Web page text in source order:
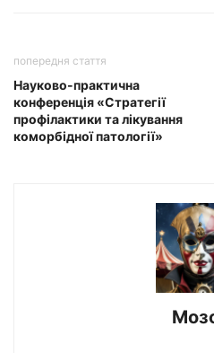
попередня стаття
Науково-практична
конференція «Стратегії
профілактики та лікування
коморбідної патології»